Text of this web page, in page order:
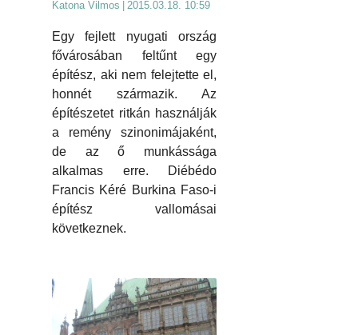
Katona Vilmos 2015.03.18. 10:59
Egy fejlett nyugati ország
fővárosában feltűnt egy
építész, aki nem felejtette el,
honnét származik. Az
építészetet ritkán használják
a remény szinonimájaként,
de az ő munkássága
alkalmas erre. Diébédo
Francis Kéré Burkina Faso-i
építész vallomásai
következnek.